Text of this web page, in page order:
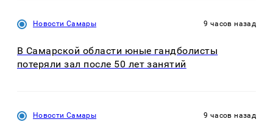
Новости Самары 9 часов назад
В Самарской области юные гандболисты
потеряли зал после 50 лет занятий
Новости Самары 9 часов назад